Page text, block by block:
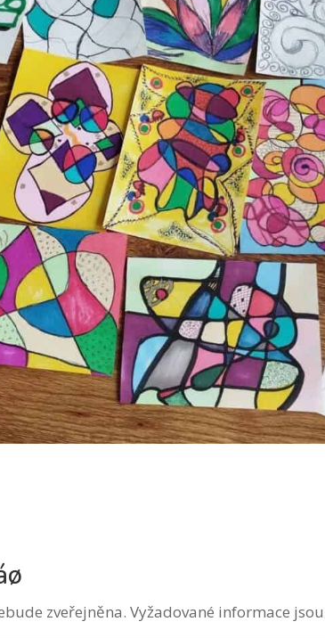
zveřejněna. Vyžadované informace